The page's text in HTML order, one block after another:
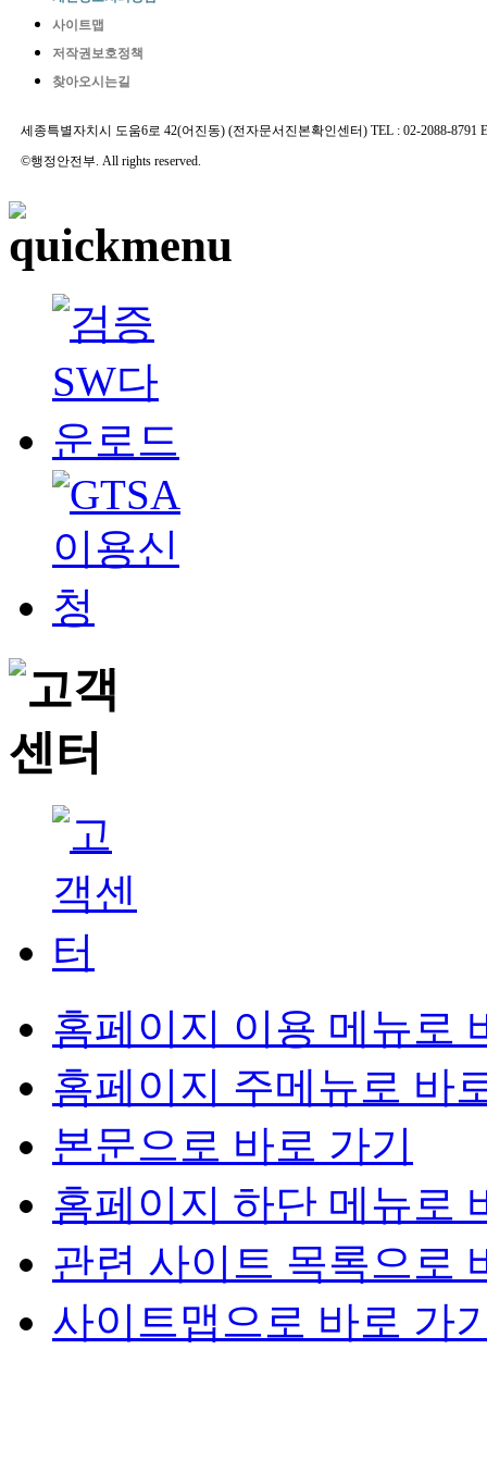
사이트맵
저작권보호정책
찾아오시는길
세종특별자치시 도움6로 42(어진동) (전자문서진본확인센터) TEL : 02-2088-8791
©행정안전부. All rights reserved.
홈페이지 이용 메뉴로
홈페이지 주메뉴로 바
본문으로 바로 가기
홈페이지 하단 메뉴로
관련 사이트 목록으로
사이트맵으로 바로 가